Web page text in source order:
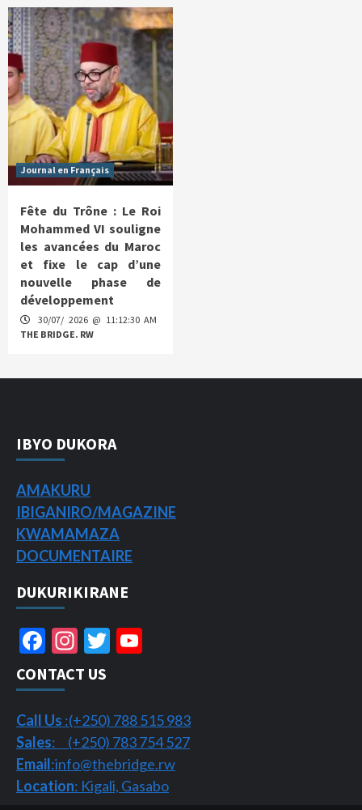
Journal en Français
Fête du Trône : Le Roi
Mohammed VI souligne
les avancées du Maroc
et fixe le cap d’une
nouvelle phase de
développement
30/07/ 2026 @ 11:12:30 AM
THE BRIDGE. RW
IBYO DUKORA
AMAKURU
IBIGANIRO/MAGAZINE
KWAMAMAZA
DOCUMENTAIRE
DUKURIKIRANE
Facebook
Instagram
Twitter
CONTACT US
Call Us :(+250) 788 515 983
Sales: (+250) 783 754 527
Email:info@thebridge.rw
Location: Kigali, Gasabo